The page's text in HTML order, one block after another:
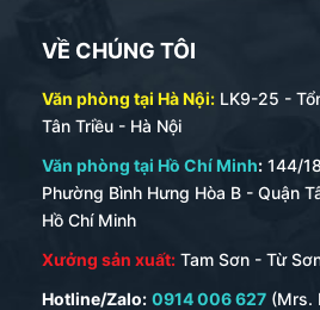
VỀ CHÚNG TÔI
Văn phòng tại Hà Nội: LK9-25 -
Tân Triều - Hà Nội
Văn phòng tại Hồ Chí Minh: 144/
Phường Bình Hưng Hòa B - Quận
Hồ Chí Minh
Xưởng sản xuất: Tam Sơn - Từ
Hotline/Zalo: 0914 006 627 (Mrs.